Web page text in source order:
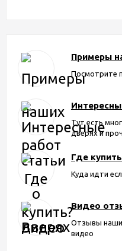
Примеры
Посмотрите
Тут есть
дверях и
Где
Куда идти
Видео
Отзывы
видео